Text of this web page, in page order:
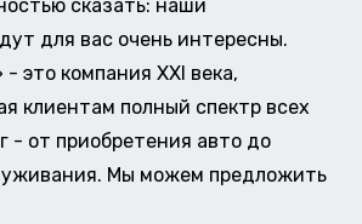
сказать: наши
для вас очень интересны.
это компания XXI века,
клиентам полный спектр всех
- от приобретения авто до
Мы можем предложить